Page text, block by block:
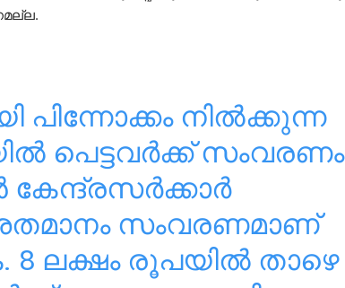
പിന്നോക്കം നിൽക്കുന്ന
പെട്ടവർക്ക് സംവരണം
ശതമാനം സംവരണമാണ്
ലക്ഷം രൂപയിൽ താഴെ